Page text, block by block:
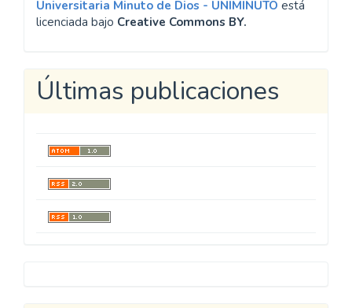
Universitaria Minuto de Dios - UNIMINUTO está
licenciada bajo Creative Commons BY.
Últimas publicaciones